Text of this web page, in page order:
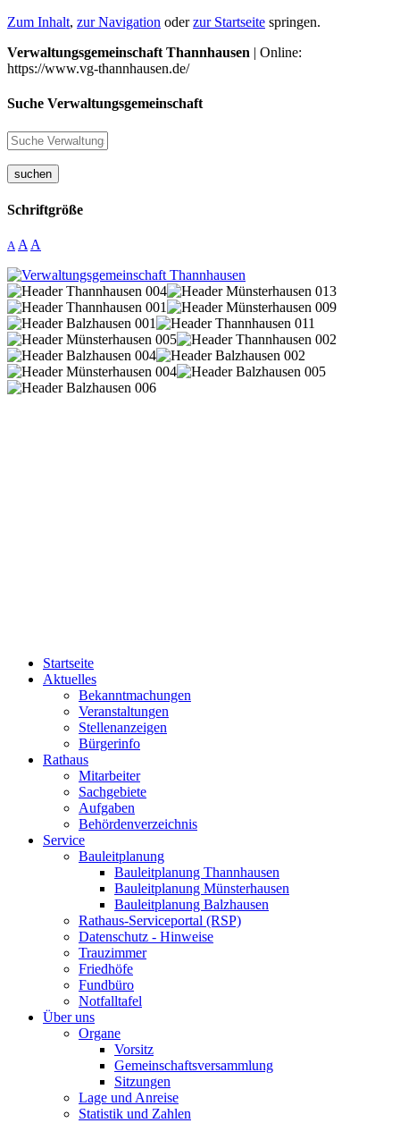
Zum Inhalt, zur Navigation oderzur Startseite springen.
Verwaltungsgemeinschaft Thannhausen | Online:
https://www.vg-thannhausen.de/
Suche Verwaltungsgemeinschaft
suchen
Schriftgröße
A A A
Startseite
Aktuelles
Bekanntmachungen
Veranstaltungen
Stellenanzeigen
Bürgerinfo
Rathaus
Mitarbeiter
Sachgebiete
Aufgaben
Behördenverzeichnis
Service
Bauleitplanung
Bauleitplanung Thannhausen
Bauleitplanung Münsterhausen
Bauleitplanung Balzhausen
Rathaus-Serviceportal (RSP)
Datenschutz - Hinweise
Trauzimmer
Friedhöfe
Fundbüro
Notfalltafel
Über uns
Organe
Vorsitz
Gemeinschaftsversammlung
Sitzungen
Lage und Anreise
Statistik und Zahlen